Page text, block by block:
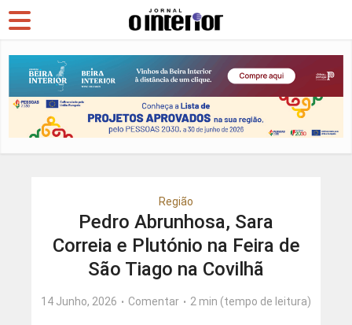
Região
Pedro Abrunhosa, Sara
Correia e Plutónio na Feira de
São Tiago na Covilhã
14 Junho, 2026 Comentar 2 min (tempo de leitura)